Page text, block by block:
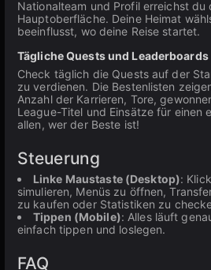
Nationalteam und Profil erreichst du
Hauptoberfläche. Deine Heimat
beeinflusst, wo deine Reise startet.
Tägliche Quests und Leaderboards
Check täglich die Quests auf der
zu verdienen. Die Bestenlisten
Anzahl der Karrieren, Tore,
League-Titel und Einsätze für einen
allen, wer der Beste ist!
Steuerung
Linke Maustaste (Desktop):
simulieren, Menüs zu öffnen,
zu kaufen oder Statistiken zu
Tippen (Mobile): Alles läuft
einfach tippen und loslegen.
FAQ